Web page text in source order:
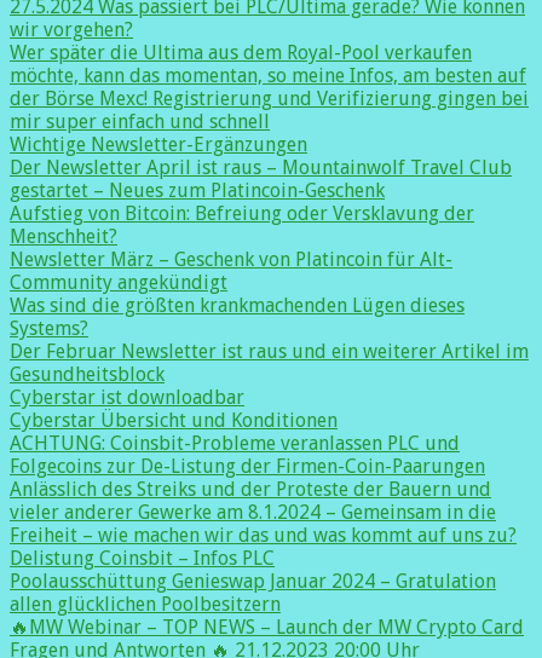
27.5.2024 Was passiert bei PLC/Ultima gerade? Wie können
wir vorgehen?
Wer später die Ultima aus dem Royal-Pool verkaufen
möchte, kann das momentan, so meine Infos, am besten auf
der Börse Mexc! Registrierung und Verifizierung gingen bei
mir super einfach und schnell
Wichtige Newsletter-Ergänzungen
Der Newsletter April ist raus – Mountainwolf Travel Club
gestartet – Neues zum Platincoin-Geschenk
Aufstieg von Bitcoin: Befreiung oder Versklavung der
Menschheit?
Newsletter März – Geschenk von Platincoin für Alt-
Community angekündigt
Was sind die größten krankmachenden Lügen dieses
Systems?
Der Februar Newsletter ist raus und ein weiterer Artikel im
Gesundheitsblock
Cyberstar ist downloadbar
Cyberstar Übersicht und Konditionen
ACHTUNG: Coinsbit-Probleme veranlassen PLC und
Folgecoins zur De-Listung der Firmen-Coin-Paarungen
Anlässlich des Streiks und der Proteste der Bauern und
vieler anderer Gewerke am 8.1.2024 – Gemeinsam in die
Freiheit – wie machen wir das und was kommt auf uns zu?
Delistung Coinsbit – Infos PLC
Poolausschüttung Genieswap Januar 2024 – Gratulation
allen glücklichen Poolbesitzern
🔥MW Webinar – TOP NEWS – Launch der MW Crypto Card
Fragen und Antworten 🔥 21.12.2023 20:00 Uhr